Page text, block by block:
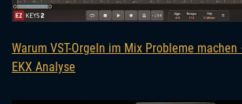
Warum VST-Orgeln im Mix Probleme
EKX Analyse